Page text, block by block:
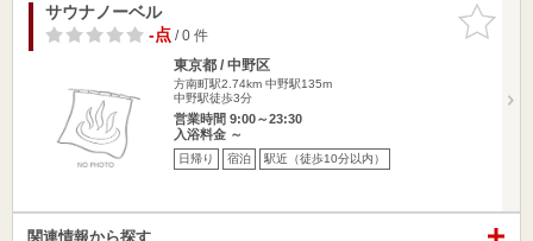
お気に入
りに追加
サウナノーベル
-点/ 0 件
東京都 / 中野区
方南町駅2.74km 中野駅135m
中野駅徒歩3分
営業時間 9:00～23:30
入浴料金 ～
日帰り 宿泊 駅近（徒歩10分以内）
関連情報から探す